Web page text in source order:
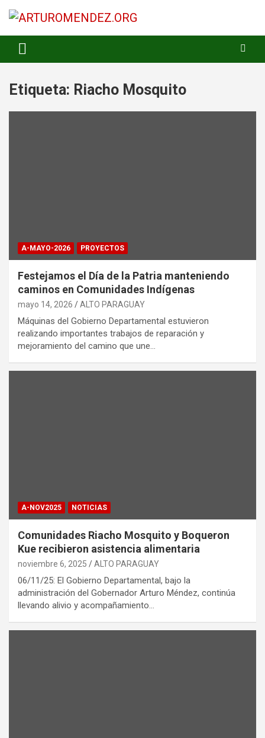
ARTUROMENDEZ.ORG
Etiqueta: Riacho Mosquito
A-MAYO-2026 PROYECTOS
Festejamos el Día de la Patria manteniendo
caminos en Comunidades Indígenas
mayo 14, 2026 ALTO PARAGUAY
Máquinas del Gobierno Departamental estuvieron
realizando importantes trabajos de reparación y
mejoramiento del camino que une…
A-NOV2025 NOTICIAS
Comunidades Riacho Mosquito y Boqueron
Kue recibieron asistencia alimentaria
noviembre 6, 2025 ALTO PARAGUAY
06/11/25: El Gobierno Departamental, bajo la
administración del Gobernador Arturo Méndez, continúa
llevando alivio y acompañamiento…